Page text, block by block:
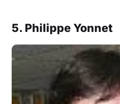
5. Philippe Yonnet